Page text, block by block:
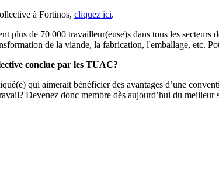
à Fortinos, cliquez ici.
plus de 70 000 travailleur(euse)s dans tous les
de la viande, la fabrication, l'emballage, etc.
conclue par les TUAC?
qui aimerait bénéficier des avantages d’une
Devenez donc membre dès aujourd’hui du